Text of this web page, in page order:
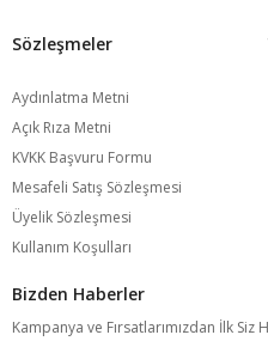
Sözleşmeler
Aydınlatma Metni
Açık Rıza Metni
KVKK Başvuru Formu
Mesafeli Satış Sözleşmesi
Üyelik Sözleşmesi
Kullanım Koşulları
Bizden Haberler
Kampanya ve Fırsatlarımızdan İlk Siz